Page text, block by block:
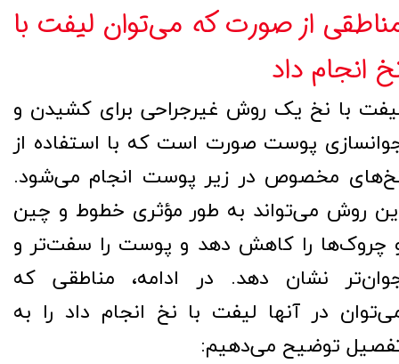
از صورت که می‌توان لیفت با
انجام داد
با نخ یک روش غیرجراحی برای کشیدن و
پوست صورت است که با استفاده از
مخصوص در زیر پوست انجام می‌شود.
روش می‌تواند به طور مؤثری خطوط و چین
چروک‌ها را کاهش دهد و پوست را سفت‌تر و
نشان دهد. در ادامه، مناطقی که
در آنها لیفت با نخ انجام داد را به
توضیح می‌دهیم: